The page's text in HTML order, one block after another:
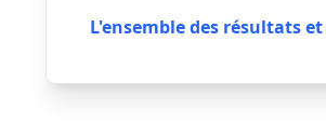
L'ensemble des résultats